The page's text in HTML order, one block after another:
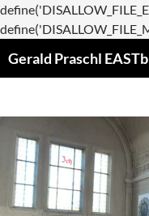
Gerald Praschl